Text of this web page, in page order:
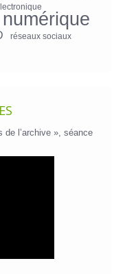
numérique
réseaux sociaux
de l’archive », séance